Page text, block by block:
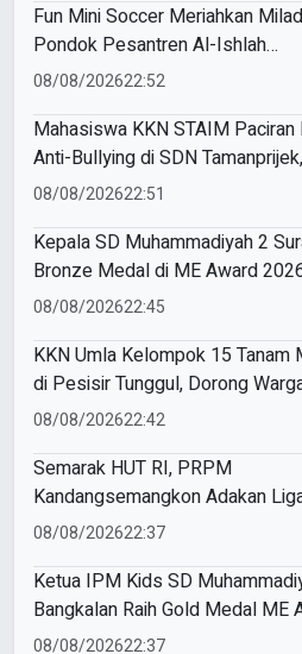
Fun Mini Soccer Meriahkan
Pondok Pesantren Al-Ishlah
Sendangagung
08/08/202622:52
Mahasiswa KKN STAIM Paciran
Anti-Bullying di SDN Tamanprijek,
Empati Sejak Dini
08/08/202622:51
Kepala SD Muhammadiyah 2
Bronze Medal di ME Award
08/08/202622:45
KKN Umla Kelompok 15 Tanam
di Pesisir Tunggul, Dorong
Lingkungan
08/08/202622:42
Semarak HUT RI, PRPM
Kandangsemangkon Adakan
Kemerdekaan 2026
08/08/202622:37
Ketua IPM Kids SD
Bangkalan Raih Gold Medal ME
2026
08/08/202622:37